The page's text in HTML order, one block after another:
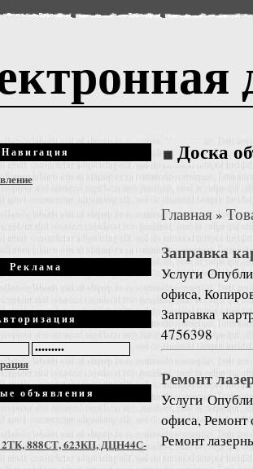
Навигация
Реклама
объявления
888СТ, 623КП, ДЦН44С-
Доска
Главная »
Заправка
Услуги
офиса,
Заправка
4756398
Ремонт
Услуги
офиса, Ремонт
Ремонт